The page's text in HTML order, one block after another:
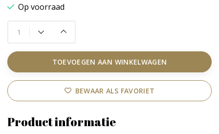
Op voorraad
TOEVOEGEN AAN WINKELWAGEN
BEWAAR ALS FAVORIET
Product informatie